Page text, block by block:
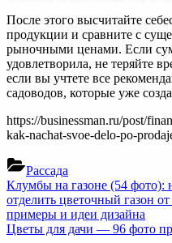
После этого высчитайте
продукции и сравните с
рыночными ценами. Если
удовлетворила, не теряйте
если вы учтете все
садоводов, которые уже
https://businessman.ru/post/
kak-nachat-svoe-delo-po-
Рассада
Навигация
по
записям
Previous
Post:
Клумбы на газоне (54 фото):
отделить цветочный газон
примеры и идеи дизайна
Next
Цветы для дачи — 96 фото